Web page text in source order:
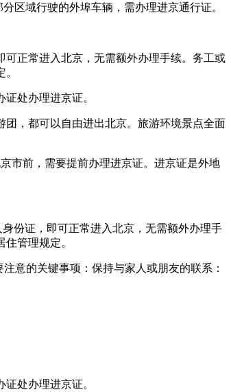
区域行驶的外埠车辆，需办理进京通行证。
正常进入北京，无需额外办理手续。务工或
处办理进京证。
，都可以自由进出北京。旅游环境景点全面
市前，需要提前办理进京证。进京证是外地
份证，即可正常进入北京，无需额外办理手
管理规定。
意的关键事项：保持与家人或朋友的联系：
处办理进京证。